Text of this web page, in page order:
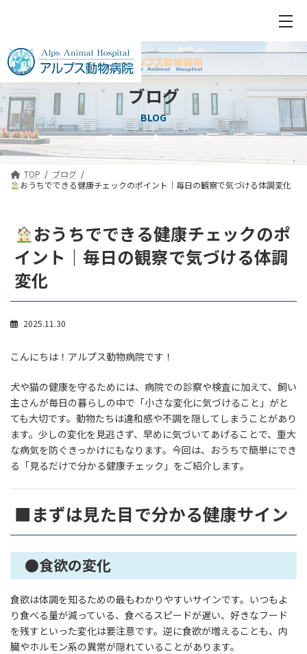
ブログ
BLOG
TOP
ブログ
おうちでできる健康チェックのポイント｜毎日の観察で気づける体調変化
おうちでできる健康チェックのポ
イント｜毎日の観察で気づける体調
変化
2025.11.30
こんにちは！アルプス動物病院です！
犬や猫の健康を守るためには、病院での診察や検査に加えて、飼い
主さんが毎日の暮らしの中で「小さな変化に気づけること」がと
ても大切です。動物たちは違和感や不調を隠してしまうことがあり
ます。少しの変化を見逃さず、早めに気づいてあげることで、重大
な病気を防ぐきっかけにもなります。今回は、おうちで簡単にでき
る「見るだけで分かる健康チェック」をご紹介します。
■まずは見た目で分かる健康サイン
●食欲の変化
食欲は体調を知るための最もわかりやすいサインです。いつもよ
り食べる量が減っている、食べるスピードが遅い、好きなフード
を残すといった変化は要注意です。逆に食欲が増えることも、内
臓やホルモン系の異常が隠れていることがあります。